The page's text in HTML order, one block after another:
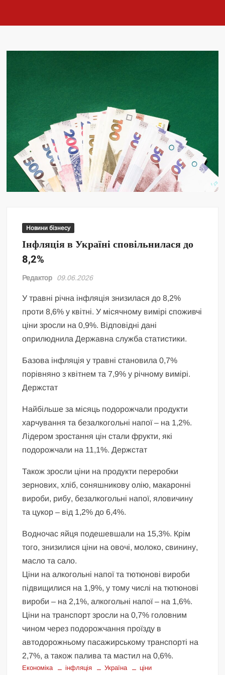
Новини бізнесу
Інфляція в Україні сповільнилася до
8,2%
Редактор 09.06.2026
У травні річна інфляція знизилася до 8,2%
проти 8,6% у квітні. У місячному вимірі споживчі
ціни зросли на 0,9%. Відповідні дані
оприлюднила Державна служба статистики.
Базова інфляція у травні становила 0,7%
порівняно з квітнем та 7,9% у річному вимірі.
Держстат
Найбільше за місяць подорожчали продукти
харчування та безалкогольні напої – на 1,2%.
Лідером зростання цін стали фрукти, які
подорожчали на 11,1%. Держстат
Також зросли ціни на продукти переробки
зернових, хліб, соняшникову олію, макаронні
вироби, рибу, безалкогольні напої, яловичину
та цукор – від 1,2% до 6,4%.
Водночас яйця подешевшали на 15,3%. Крім
того, знизилися ціни на овочі, молоко, свинину,
масло та сало.
Ціни на алкогольні напої та тютюнові вироби
підвищилися на 1,9%, у тому числі на тютюнові
вироби – на 2,1%, алкогольні напої – на 1,6%.
Ціни на транспорт зросли на 0,7% головним
чином через подорожчання проїзду в
автодорожньому пасажирському транспорті на
2,7%, а також палива та мастил на 0,6%.
Економіка інфляція Україна ціни